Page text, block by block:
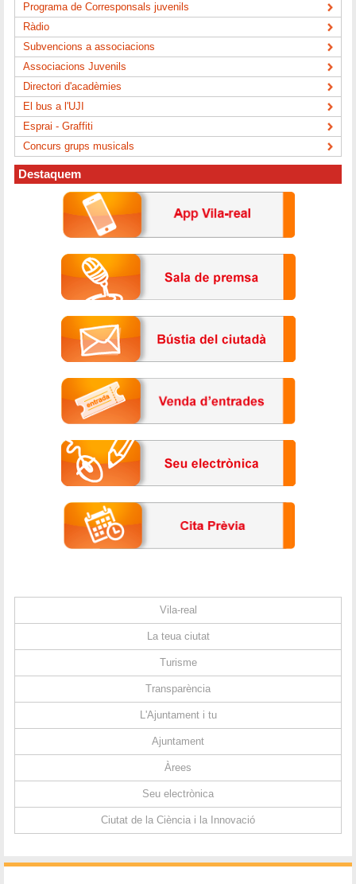
Programa de Corresponsals juvenils
Ràdio
Subvencions a associacions
Associacions Juvenils
Directori d'acadèmies
El bus a l'UJI
Esprai - Graffiti
Concurs grups musicals
Destaquem
Vila-real
La teua ciutat
Turisme
Transparència
L'Ajuntament i tu
Ajuntament
Àrees
Seu electrònica
Ciutat de la Ciència i la Innovació